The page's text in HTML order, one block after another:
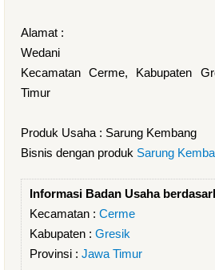
Alamat :
Wedani
Kecamatan Cerme, Kabupaten
Timur
Produk Usaha : Sarung Kembang
Bisnis dengan produk Sarung
Informasi Badan Usaha
Kecamatan : Cerme
Kabupaten : Gresik
Provinsi : Jawa Timur